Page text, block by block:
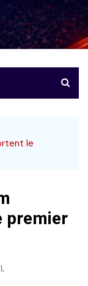
le
premier